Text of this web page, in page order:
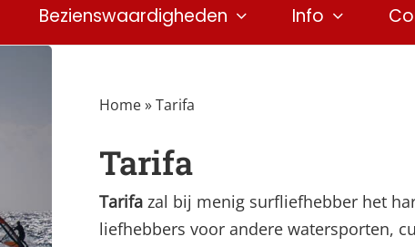
Bezienswaardigheden Info
Home»Tarifa
Tarifa
Tarifa zal bij menig surfliefhebber het
liefhebbers voor andere watersporten,